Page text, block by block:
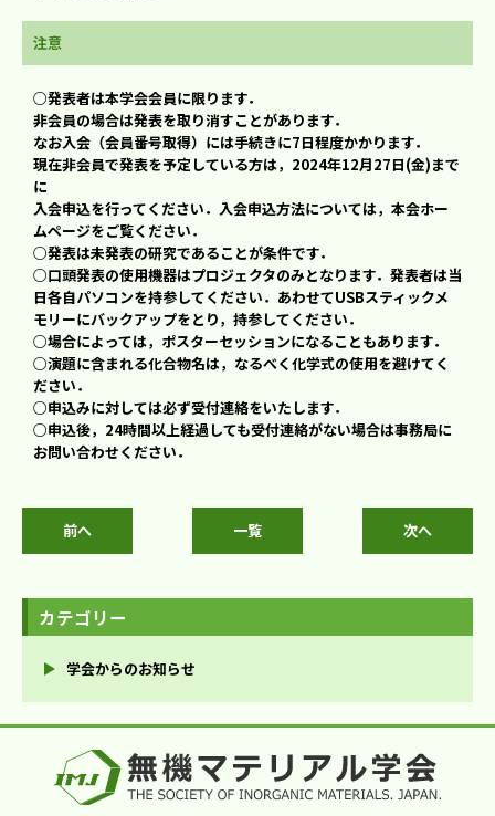
注意
○発表者は本学会会員に限ります．
非会員の場合は発表を取り消すことがあります．
なお入会（会員番号取得）には手続きに7日程度かかります．
現在非会員で発表を予定している方は，2024年12月27日(金)まで
に
入会申込を行ってください．入会申込方法については，本会ホー
ムページをご覧ください．
○発表は未発表の研究であることが条件です．
○口頭発表の使用機器はプロジェクタのみとなります．発表者は当
日各自パソコンを持参してください．あわせてUSBスティックメ
モリーにバックアップをとり，持参してください．
○場合によっては，ポスターセッションになることもあります．
○演題に含まれる化合物名は，なるべく化学式の使用を避けてく
ださい．
○申込みに対しては必ず受付連絡をいたします．
○申込後，24時間以上経過しても受付連絡がない場合は事務局に
お問い合わせください．
前へ 一覧 次へ
カテゴリー
学会からのお知らせ